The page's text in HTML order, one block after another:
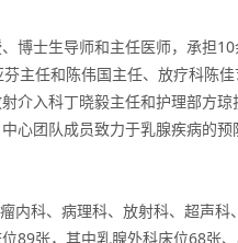
博士生导师和主任医师，承担10
主任和陈伟国主任、放疗科陈
介入科丁晓毅主任和护理部方琼
心团队成员致力于乳腺疾病的预
内科、病理科、放射科、超声科
89张，其中乳腺外科床位68张